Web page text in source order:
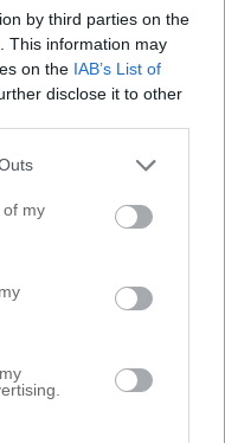
by third parties on the
This information may
on the IAB’s List of
disclose it to other
of my